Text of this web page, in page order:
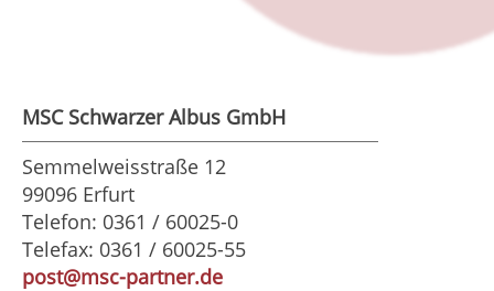
MSC Schwarzer Albus GmbH
Semmelweisstraße 12
99096 Erfurt
Telefon: 0361 / 60025-0
Telefax: 0361 / 60025-55
post@msc-partner.de